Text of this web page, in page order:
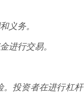
义务。
进行交易。
。投资者在进行杠杆